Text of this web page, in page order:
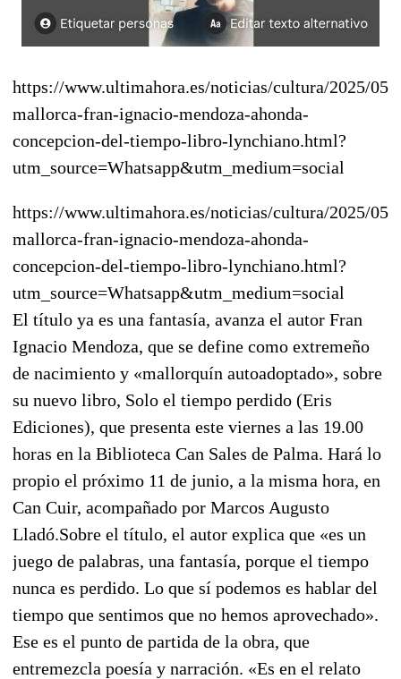
https://www.ultimahora.es/noticias/cultura/2025/05/
mallorca-fran-ignacio-mendoza-ahonda-
concepcion-del-tiempo-libro-lynchiano.html?
utm_source=Whatsapp&utm_medium=social
https://www.ultimahora.es/noticias/cultura/2025/05/
mallorca-fran-ignacio-mendoza-ahonda-
concepcion-del-tiempo-libro-lynchiano.html?
utm_source=Whatsapp&utm_medium=social
El título ya es una fantasía, avanza el autor Fran
Ignacio Mendoza, que se define como extremeño
de nacimiento y «mallorquín autoadoptado», sobre
su nuevo libro, Solo el tiempo perdido (Eris
Ediciones), que presenta este viernes a las 19.00
horas en la Biblioteca Can Sales de Palma. Hará lo
propio el próximo 11 de junio, a la misma hora, en
Can Cuir, acompañado por Marcos Augusto
Lladó.Sobre el título, el autor explica que «es un
juego de palabras, una fantasía, porque el tiempo
nunca es perdido. Lo que sí podemos es hablar del
tiempo que sentimos que no hemos aprovechado».
Ese es el punto de partida de la obra, que
entremezcla poesía y narración. «Es en el relato